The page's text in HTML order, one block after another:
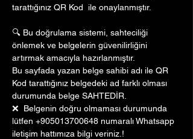
tarattığınız QR Kod  ile onaylanmıştır.
🔍 Bu doğrulama sistemi, sahteciliği
önlemek ve belgelerin güvenilirliğini
artırmak amacıyla hazırlanmıştır.
Bu sayfada yazan belge sahibi adı ile QR
Kod tarattığınız belgedeki ad farklı olması
durumunda belge SAHTEDİR.
❌  Belgenin doğru olmaması durumunda
lütfen +905013700648 numaralı Whatsapp
iletişim hattımıza bilgi veriniz.!